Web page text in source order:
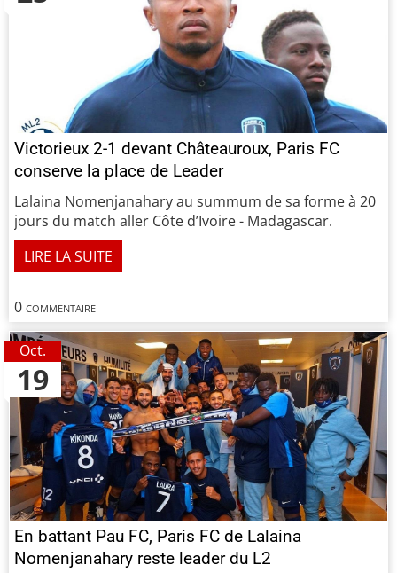
Victorieux 2-1 devant Châteauroux, Paris FC
conserve la place de Leader
0 commentaire
Lalaina Nomenjanahary au summum de sa forme à 20
jours du match aller Côte d’Ivoire - Madagascar.
LIRE LA SUITE
19
Oct.
En battant Pau FC, Paris FC de Lalaina
Nomenjanahary reste leader du L2